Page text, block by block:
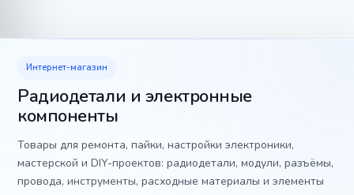
Интернет-магазин
Радиодетали и электронные
компоненты
Товары для ремонта, пайки, настройки электроники,
мастерской и DIY-проектов: радиодетали, модули, разъёмы,
провода, инструменты, расходные материалы и элементы